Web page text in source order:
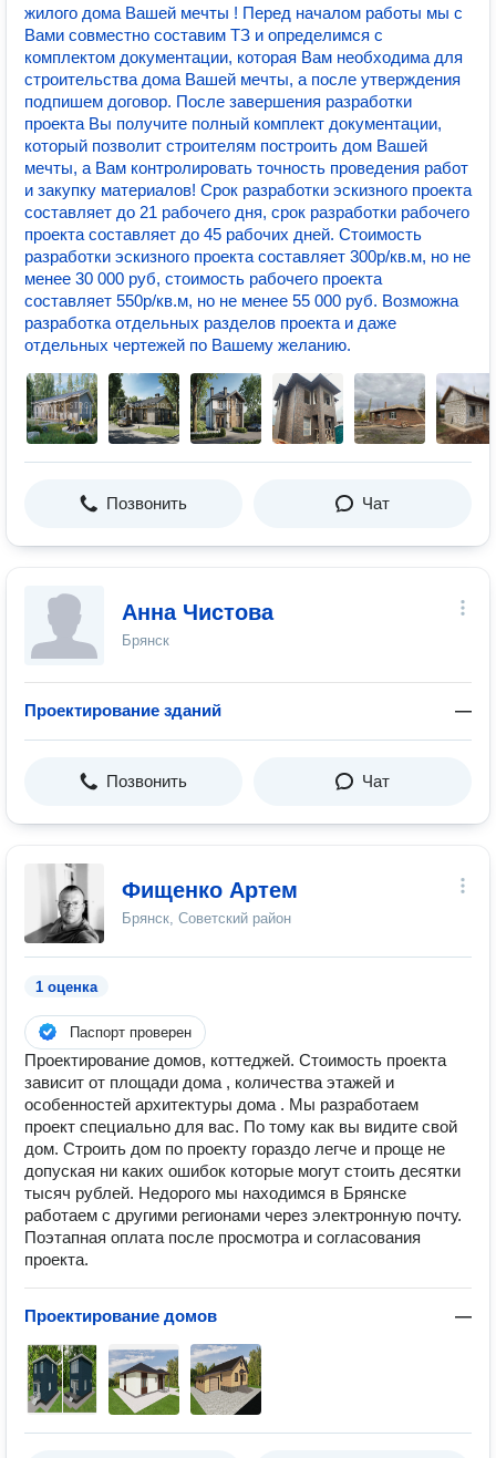
жилого дома Вашей мечты ! Перед началом работы мы с
Вами совместно составим ТЗ и определимся с
комплектом документации, которая Вам необходима для
строительства дома Вашей мечты, а после утверждения
подпишем договор. После завершения разработки
проекта Вы получите полный комплект документации,
который позволит строителям построить дом Вашей
мечты, а Вам контролировать точность проведения работ
и закупку материалов! Срок разработки эскизного проекта
составляет до 21 рабочего дня, срок разработки рабочего
проекта составляет до 45 рабочих дней. Стоимость
разработки эскизного проекта составляет 300р/кв.м, но не
менее 30 000 руб, стоимость рабочего проекта
составляет 550р/кв.м, но не менее 55 000 руб. Возможна
разработка отдельных разделов проекта и даже
отдельных чертежей по Вашему желанию.
Позвонить Чат
Анна Чистова
Брянск
Проектирование зданий —
Позвонить Чат
Фищенко Артем
Брянск, Советский район
1 оценка
Паспорт проверен
Проектирование домов, коттеджей. Стоимость проекта
зависит от площади дома , количества этажей и
особенностей архитектуры дома . Мы разработаем
проект специально для вас. По тому как вы видите свой
дом. Строить дом по проекту гораздо легче и проще не
допуская ни каких ошибок которые могут стоить десятки
тысяч рублей. Недорого мы находимся в Брянске
работаем с другими регионами через электронную почту.
Поэтапная оплата после просмотра и согласования
проекта.
Проектирование домов —